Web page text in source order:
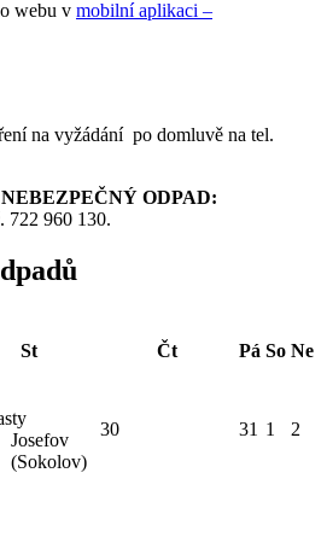
webu v mobilní aplikaci –
na vyžádání po domluvě na tel.
ODPAD:
722 960 130.
St Čt Pá So Ne
Josefov
(Sokolov)
30 31 1 2